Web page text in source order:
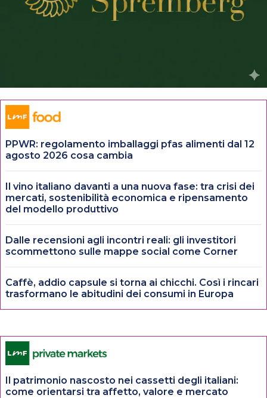
PPWR: regolamento imballaggi pfas alimenti dal 12
agosto 2026 cosa cambia
Il vino italiano davanti a una nuova fase: tra crisi dei
mercati, sostenibilità economica e ripensamento
del modello produttivo
Dalle recensioni agli incontri reali: gli investitori
scommettono sulle mappe social come Corner
Caffè, addio capsule si torna ai chicchi. Così i rincari
trasformano le abitudini dei consumi in Europa
Il patrimonio nascosto nei cassetti degli italiani:
come orientarsi tra affetto, valore e mercato